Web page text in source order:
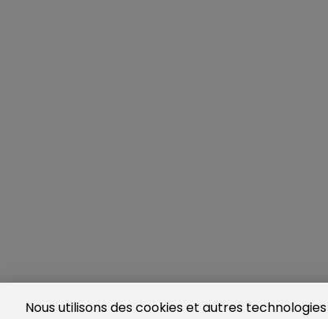
Nous utilisons des cookies et autres